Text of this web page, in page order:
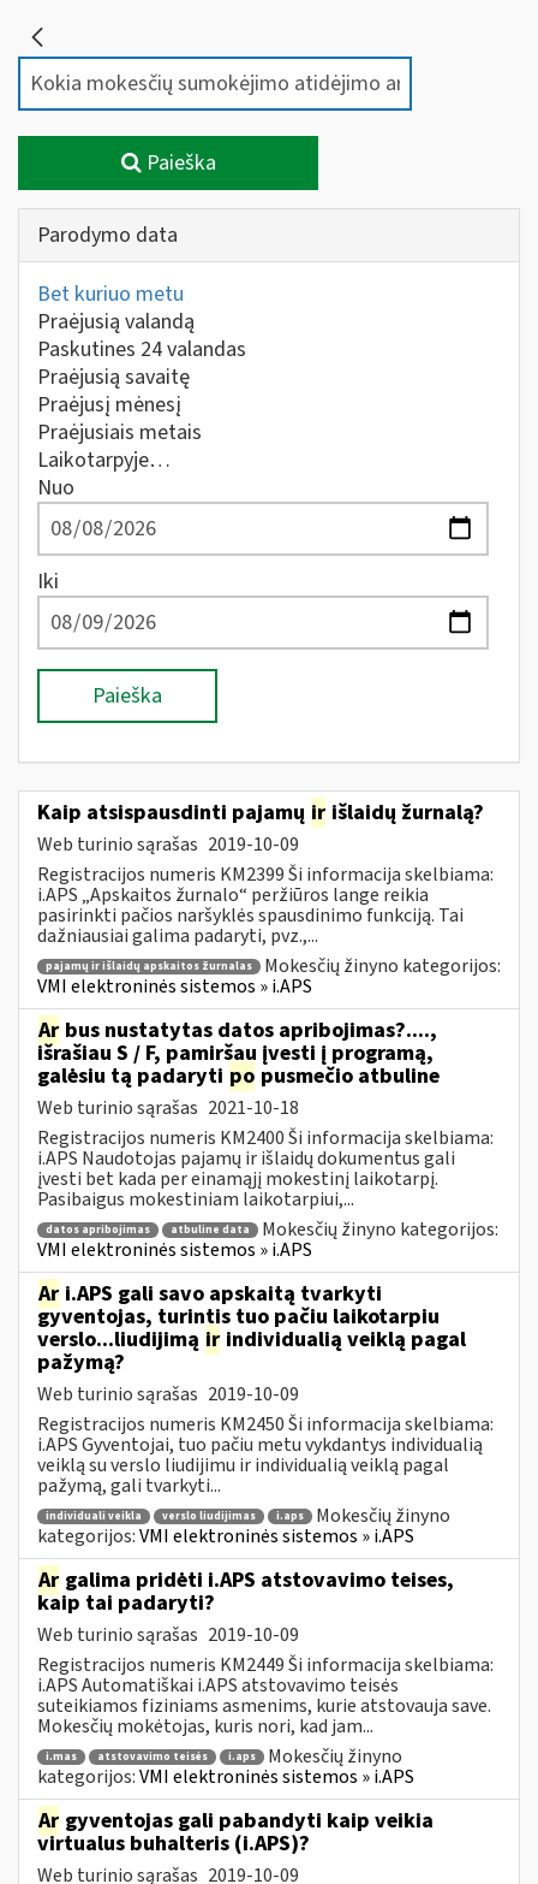
Paieška
Parodymo data
Bet kuriuo metu
Praėjusią valandą
Paskutines 24 valandas
Praėjusią savaitę
Praėjusį mėnesį
Praėjusiais metais
Laikotarpyje…
Nuo
Iki
Paieška
Kaip atsispausdinti pajamų ir išlaidų žurnalą?
Web turinio sąrašas 2019-10-09
Registracijos numeris KM2399 Ši informacija skelbiama:
i.APS „Apskaitos žurnalo“ peržiūros lange reikia
pasirinkti pačios naršyklės spausdinimo funkciją. Tai
dažniausiai galima padaryti, pvz.,...
pajamų ir išlaidų apskaitos žurnalas
Mokesčių žinyno kategorijos:
VMI elektroninės sistemos » i.APS
Ar bus nustatytas datos apribojimas?....,
išrašiau S / F, pamiršau įvesti į programą,
galėsiu tą padaryti po pusmečio atbuline
Web turinio sąrašas 2021-10-18
Registracijos numeris KM2400 Ši informacija skelbiama:
i.APS Naudotojas pajamų ir išlaidų dokumentus gali
įvesti bet kada per einamąjį mokestinį laikotarpį.
Pasibaigus mokestiniam laikotarpiui,...
datos apribojimas atbuline data
Mokesčių žinyno kategorijos:
VMI elektroninės sistemos » i.APS
Ar i.APS gali savo apskaitą tvarkyti
gyventojas, turintis tuo pačiu laikotarpiu
verslo...liudijimą ir individualią veiklą pagal
pažymą?
Web turinio sąrašas 2019-10-09
Registracijos numeris KM2450 Ši informacija skelbiama:
i.APS Gyventojai, tuo pačiu metu vykdantys individualią
veiklą su verslo liudijimu ir individualią veiklą pagal
pažymą, gali tvarkyti...
individuali veikla verslo liudijimas i.aps
Mokesčių žinyno
kategorijos:VMI elektroninės sistemos » i.APS
Ar galima pridėti i.APS atstovavimo teises,
kaip tai padaryti?
Web turinio sąrašas 2019-10-09
Registracijos numeris KM2449 Ši informacija skelbiama:
i.APS Automatiškai i.APS atstovavimo teisės
suteikiamos fiziniams asmenims, kurie atstovauja save.
Mokesčių mokėtojas, kuris nori, kad jam...
i.mas atstovavimo teisės i.aps
Mokesčių žinyno
kategorijos:VMI elektroninės sistemos » i.APS
Ar gyventojas gali pabandyti kaip veikia
virtualus buhalteris (i.APS)?
Web turinio sąrašas 2019-10-09